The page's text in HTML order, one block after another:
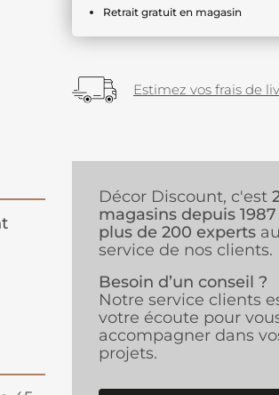
Retrait gratuit en magasin
Estimez vos frais de
Décor Discount, c'est
magasins depuis 1987
plus de 200 experts au
service de nos clients.
Besoin d’un conseil ?
Notre service clients
votre écoute pour
accompagner dans
projets.